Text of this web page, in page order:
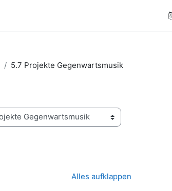
5.7 Projekte Gegenwartsmusik
Alles aufklappen